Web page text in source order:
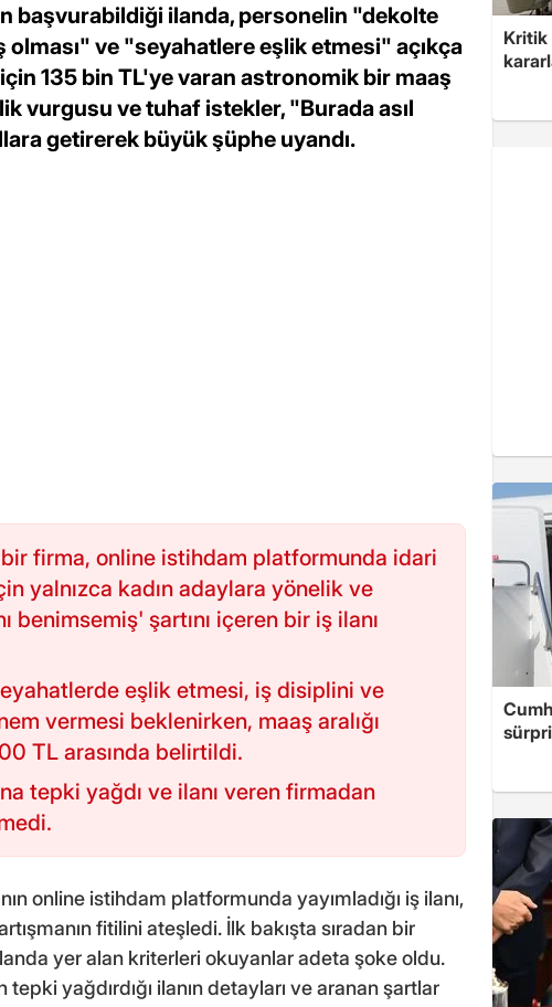
başvurabildiği ilanda, personelin "dekolte
olması" ve "seyahatlere eşlik etmesi" açıkça
135 bin TL'ye varan astronomik bir maaş
vurgusu ve tuhaf istekler, "Burada asıl
getirerek büyük şüphe uyandı.
firma, online istihdam platformunda idari
yalnızca kadın adaylara yönelik ve
benimsemiş' şartını içeren bir iş ilanı
eşlik etmesi, iş disiplini ve
vermesi beklenirken, maaş aralığı
TL arasında belirtildi.
tepki yağdı ve ilanı veren firmadan
online istihdam platformunda yayımladığı iş ilanı,
fitilini ateşledi. İlk bakışta sıradan bir
yer alan kriterleri okuyanlar adeta şoke oldu.
tepki yağdırdığı ilanın detayları ve aranan şartlar
Kritik